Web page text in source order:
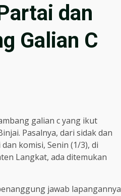
dan
Galian C
galian c yang ikut
Pasalnya, dari sidak dan
komisi, Senin (1/3), di
Langkat, ada ditemukan
jawab lapangannya